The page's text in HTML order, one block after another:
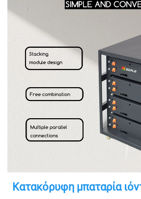
Κατακόρυφη μπαταρία